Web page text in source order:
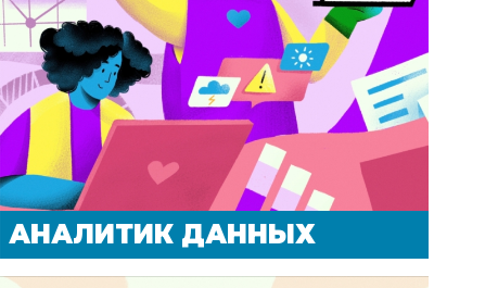
АНАЛИТИК ДАННЫХ